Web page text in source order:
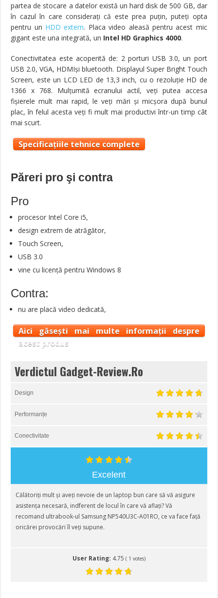
partea de stocare a datelor există un hard disk de 500 GB, dar
în cazul în care consideraţi că este prea puţin, puteţi opta
pentru un HDD extern. Placa video aleasă pentru acest mic
gigant este una integrată, un Intel HD Graphics 4000.
Conectivitatea este acoperită de: 2 porturi USB 3.0, un port
USB 2.0, VGA, HDMIşi bluetooth. Displayul Super Bright Touch
Screen, este un LCD LED de 13,3 inch, cu o rezoluţie HD de
1366 x 768. Mulţumită ecranului actil, veţi putea accesa
fişierele mult mai rapid, le veţi mări şi micşora după bunul
plac, în felul acesta veţi fi mult mai productivi într-un timp cât
mai scurt.
Specificațiile tehnice complete
Păreri pro şi contra
Pro
procesor Intel Core i5,
design extrem de atrăgător,
Touch Screen,
USB 3.0
vine cu licenţă pentru Windows 8
Contra:
nu are placă video dedicată,
Aici găsești mai multe informații despre
acest produs
Verdictul Gadget-Review.Ro
Design
Performanțe
Conectivitate
Excelent
Călătoriţi mult şi aveţi nevoie de un laptop bun care să vă asigure
asistenţa necesară, indferent de locul în care vă aflaţi? Vă
recomand ultrabook-ul Samsung NP540U3C-A01RO, ce va face faţă
oricărei provocări îl veţi supune.
User Rating: 4.75 ( 1 votes)